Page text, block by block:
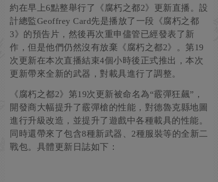
約在早上6點整舉行了《腐朽之都2》更新直播。設
計總監Geoffrey Card先是播放了一段《腐朽之都
3》的預告片，然後再次重申儘管已經發表了新
作，但是他們仍然沒有放棄《腐朽之都2》。第19
次更新在本次直播結束4個小時後正式推出，本次
更新帶來全新的武器，對載具進行了調整。
《腐朽之都2》第19次更新被命名為“霰彈狂飆”，
開發商大幅提升了霰彈槍的性能，對德魯克縣地圖
進行升級改造，並提升了遊戲中各種載具的性能。
同時還帶來了包含8種新武器、2種服裝等的全新二
戰包。具體更新日誌如下：